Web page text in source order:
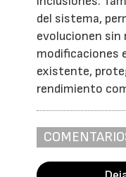
del sistema,
evolucionen sin
modificaciones
existente,
rendimiento